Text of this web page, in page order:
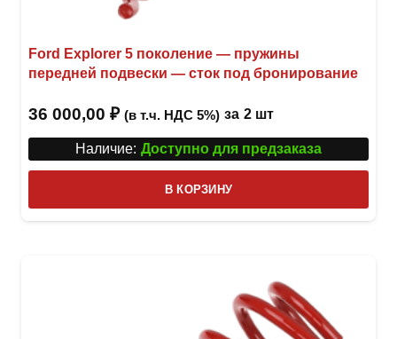
Ford Explorer 5 поколение — пружины
передней подвески — сток под бронирование
36 000,00 ₽ (в т.ч. НДС 5%) за 2 шт
Наличие: Доступно для предзаказа
В КОРЗИНУ